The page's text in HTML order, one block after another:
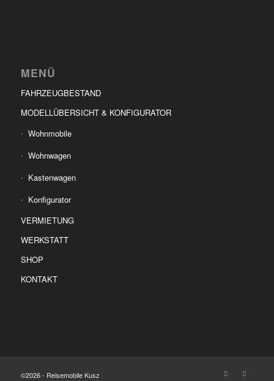
MENÜ
FAHRZEUGBESTAND
MODELLÜBERSICHT & KONFIGURATOR
Wohnmobile
Wohnwagen
Kastenwagen
Konfigurator
VERMIETUNG
WERKSTATT
SHOP
KONTAKT
©2026 - Reisemobile Kusz